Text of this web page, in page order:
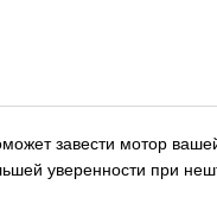
завести мотор
уверенности при